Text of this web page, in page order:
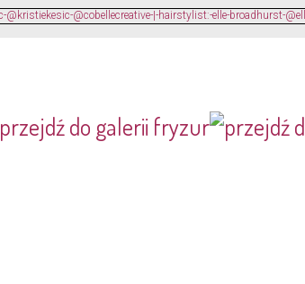
przejdź do galerii fryzur